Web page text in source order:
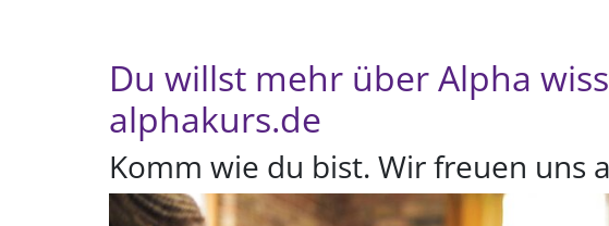
Du willst mehr über Alpha
alphakurs.de
Komm wie du bist. Wir freuen uns